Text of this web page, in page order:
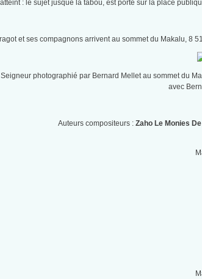
: le sujet jusque là tabou, est porté sur la place
et ses compagnons arrivent au sommet du Makalu, 8
photographié par Bernard Mellet au sommet du
avec
Auteurs compositeurs :Zaho Le Monies